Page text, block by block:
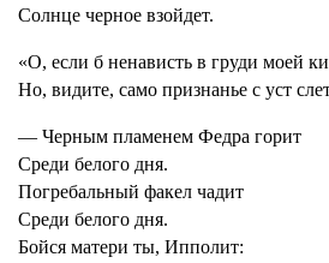
Солнце черное взойдет.
«О, если б ненависть в груди моей
Но, видите, само признанье с уст
— Черным пламенем Федра горит
Среди белого дня.
Погребальный факел чадит
Среди белого дня.
Бойся матери ты, Ипполит: